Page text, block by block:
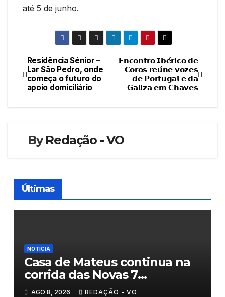
até 5 de junho.
Navegação
de
𝗘𝗻𝗰𝗼𝗻𝘁𝗿𝗼 𝗜𝗯𝗲́𝗿𝗶𝗰𝗼 𝗱𝗲
𝗖𝗼𝗿𝗼𝘀 𝗿𝗲𝘂́𝗻𝗲 𝘃𝗼𝘇𝗲𝘀
𝗱𝗲 𝗣𝗼𝗿𝘁𝘂𝗴𝗮𝗹 𝗲 𝗱𝗮
𝗚𝗮𝗹𝗶𝘇𝗮 𝗲𝗺 𝗖𝗵𝗮𝘃𝗲𝘀
Residência Sénior –
Lar São Pedro, onde
começa o futuro do
apoio domiciliário
ByRedação - VO
Últimas
NOTÍCIA
Casa de Mateus continua na
corrida das Novas 7
Maravilhas de Portugal
AGO 8, 2026 REDAÇÃO - VO